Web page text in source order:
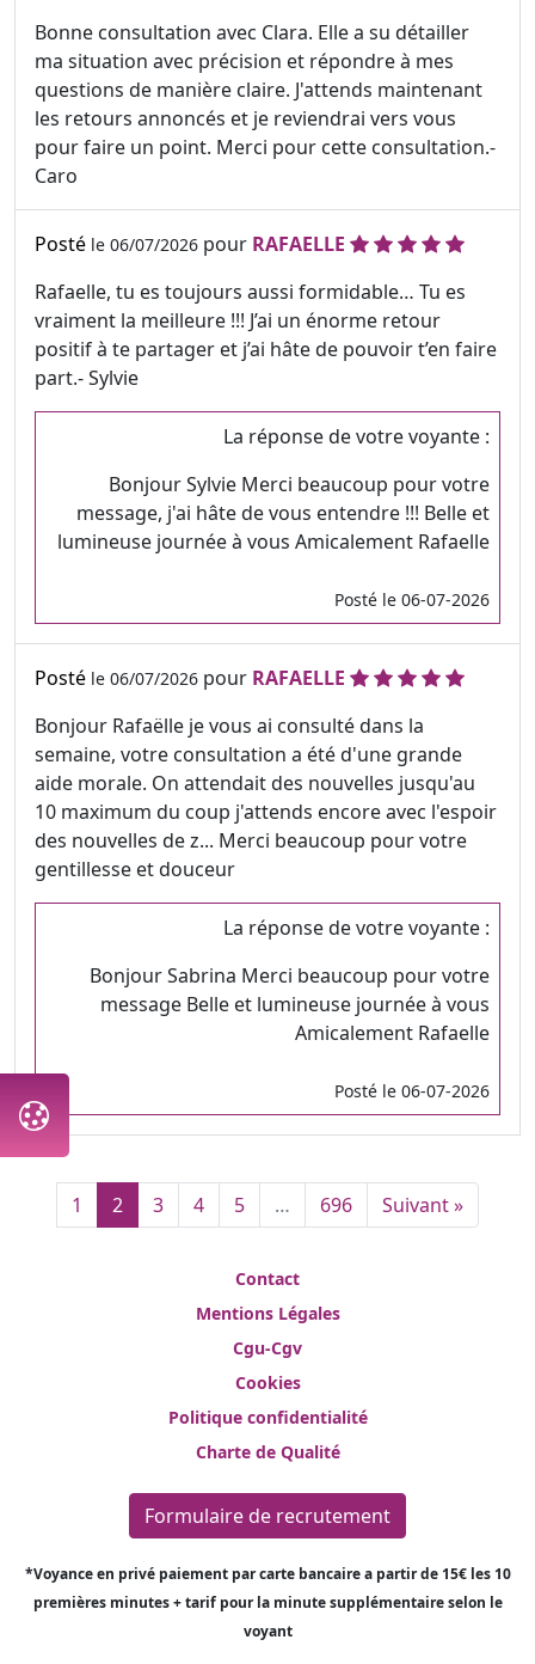
Bonne consultation avec Clara. Elle a su détailler
ma situation avec précision et répondre à mes
questions de manière claire. J'attends maintenant
les retours annoncés et je reviendrai vers vous
pour faire un point. Merci pour cette consultation.-
Caro
Posté le 06/07/2026 pour RAFAELLE
Rafaelle, tu es toujours aussi formidable… Tu es
vraiment la meilleure !!! J’ai un énorme retour
positif à te partager et j’ai hâte de pouvoir t’en faire
part.- Sylvie
La réponse de votre voyante :
Bonjour Sylvie Merci beaucoup pour votre
message, j'ai hâte de vous entendre !!! Belle et
lumineuse journée à vous Amicalement Rafaelle
Posté le 06-07-2026
Posté le 06/07/2026 pour RAFAELLE
Bonjour Rafaëlle je vous ai consulté dans la
semaine, votre consultation a été d'une grande
aide morale. On attendait des nouvelles jusqu'au
10 maximum du coup j'attends encore avec l'espoir
des nouvelles de z... Merci beaucoup pour votre
gentillesse et douceur
La réponse de votre voyante :
Bonjour Sabrina Merci beaucoup pour votre
message Belle et lumineuse journée à vous
Amicalement Rafaelle
Posté le 06-07-2026
1 2 3 4 5 … 696 Suivant »
Contact
Mentions Légales
Cgu-Cgv
Cookies
Politique confidentialité
Charte de Qualité
Formulaire de recrutement
*Voyance en privé paiement par carte bancaire a partir de 15€ les 10
premières minutes + tarif pour la minute supplémentaire selon le
voyant